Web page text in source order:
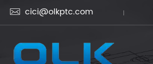
 cici@olkptc.com